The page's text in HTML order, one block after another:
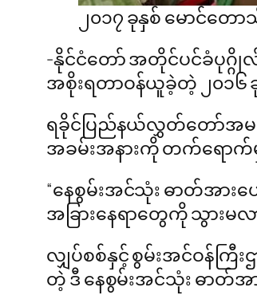
၂၀၁၇ ခုနှစ် မောင်တ
-နိုင်ငံတော် အတိုင်ပင်ခံပုဂ္ဂိုလ်
အစိုးရတာဝန်ယူခဲ့တဲ့ ၂၀၁၆
ရခိုင်ပြည်နယ်လွှတ်တော်အမတ်
အခမ်းအနားကို တက်ရောက်
“နေစွမ်းအင်သုံး ဓာတ်အာ
အခြားနေရာတွေကို သွားမ
လျှပ်စစ်နှင့် စွမ်းအင်ဝန်ကြီး
တဲ့ ဒီ နေစွမ်းအင်သုံး ဓာတ်အ